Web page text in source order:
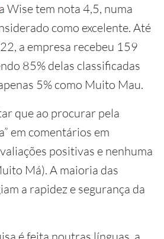
a Wise tem nota 4,5, numa
como excelente. Até
a empresa recebeu 159
85% delas classificadas
5% como Muito Mau.
que ao procurar pela
em comentários em
positivas e nenhuma
Má). A maioria das
a rapidez e segurança da